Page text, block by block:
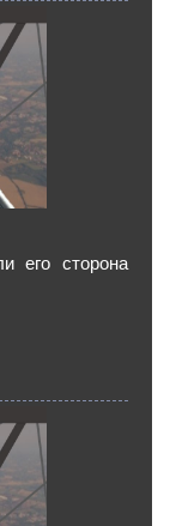
его сторона